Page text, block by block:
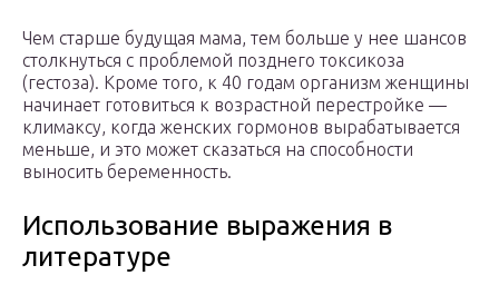
Чем старше будущая мама, тем больше у нее шансов
столкнуться с проблемой позднего токсикоза
(гестоза). Кроме того, к 40 годам организм женщины
начинает готовиться к возрастной перестройке —
климаксу, когда женских гормонов вырабатывается
меньше, и это может сказаться на способности
выносить беременность.
Использование выражения в
литературе